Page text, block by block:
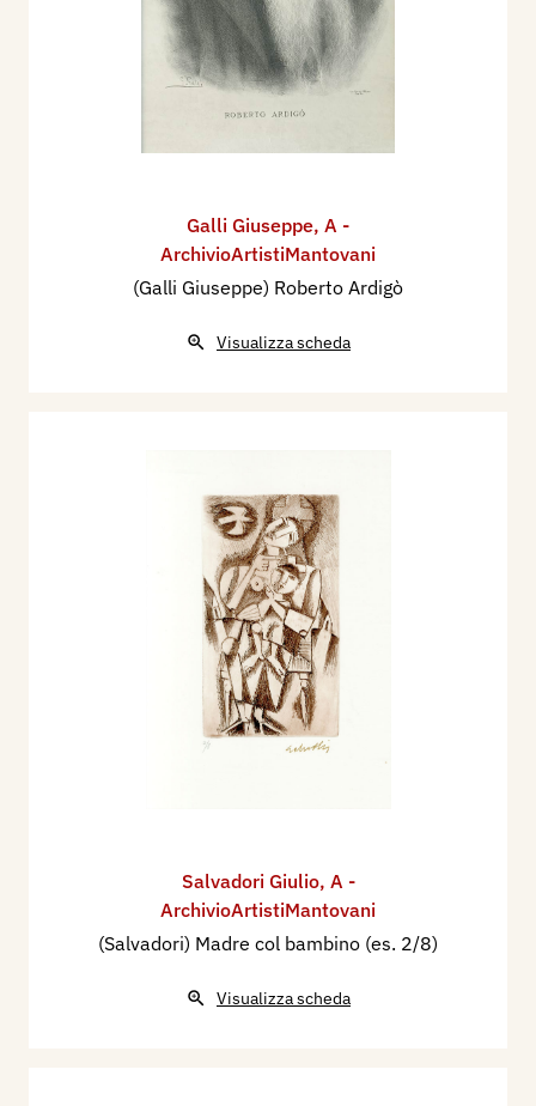
Galli Giuseppe, A -
ArchivioArtistiMantovani
(Galli Giuseppe) Roberto Ardigò
Visualizza scheda
Salvadori Giulio, A -
ArchivioArtistiMantovani
(Salvadori) Madre col bambino (es. 2/8)
Visualizza scheda